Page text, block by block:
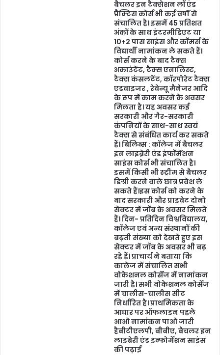
बैचलर इन टैक्सेशन लॉ एंड
प्रैक्टिस कोर्स भी कई वर्षों से
संचालित है। इसमें 45 प्रतिशत
अंकों के साथ इंटरमीडिएट या
10+2 पास साइंस और कॉमर्स के
विद्यार्थी नामांकन ले सकते हैं।
कोर्स करने के बाद टैक्स
अकाउंटेंट, टैक्स एनालिस्ट,
टैक्स कंसलटेंट, कॉरपोरेट टैक्स
एडवाइजर , रेवेन्यू मैनेजर आदि
के रूप में काम करने के अवसर
मिलता है। यह अवसर कई
सरकारी और गैर-सरकारी
कंपनियों के साथ-साथ स्वयं
टैक्स से संबंधित कार्य कर सकते
हैं। बिलिब्स : कॉलेज में बैचलर
इन लाइब्रेरी एंड इंफॉर्मेशन
साइंस कोर्स भी संचालित है।
इसमें किसी भी स्ट्रीम से बैचलर
डिग्री करने वाले छात्र प्रवेश ले
सकते हैं।इस कोर्स को करने के
बाद सरकारी और प्राइवेट दोनो
सेक्टर में जॉब के अवसर मिलते
हैं। दिन- प्रतिदिन विश्वविद्यालय,
कॉलेज एवं अन्य संस्थानों की
बढ़ती संख्या को देखते हुए इस
सेक्टर में जॉब के अवसर भी बढ़
रहे हैं। प्राचार्य ने बताया कि
कालेज में संचालित सभी
वोकेशनल कोर्सेज में नामांकन
जारी है। सभी वोकेशनल कोर्सेज
में चालीस-चालीस सीट
निर्धारित है। प्राथमिकता के
आधार पर ऑफलाइन पहले
आओ नामांकन पाओ जारी
हैबीटीएलपी, बीबीए, बैचलर इन
लाइब्रेरी एंड इन्फोर्मेशन साइंस
की पढ़ाई